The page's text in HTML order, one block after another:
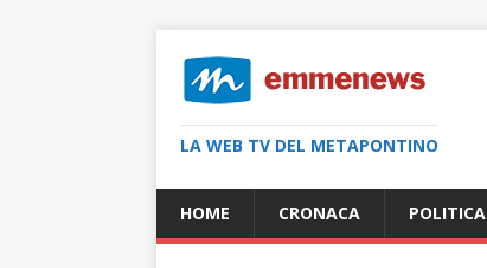
LA WEB TV DEL METAPONTINO
HOME CRONACA POLITICA